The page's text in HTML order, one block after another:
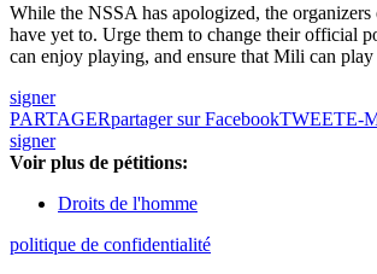
While the NSSA has apologized, the organizers
have yet to. Urge them to change their official
can enjoy playing, and ensure that Mili can
signer
PARTAGERpartager sur FacebookTWEETE-
signer
Voir plus de pétitions:
Droits de l'homme
politique de confidentialité